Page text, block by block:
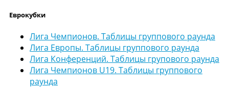
Еврокубки
Лига Чемпионов. Таблицы группового раунда
Лига Европы. Таблицы группового раунда
Лига Конференций. Таблицы групового раунда
Лига Чемпионов U19. Таблицы группового
раунда